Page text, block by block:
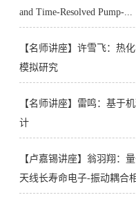
and Time-Resolved Pump-...
【​名师讲座】许雪飞：热
模拟研究
【​名师讲座】雷鸣：基于
计
【​卢嘉锡讲座】翁羽翔：
天线长寿命电子-振动耦合